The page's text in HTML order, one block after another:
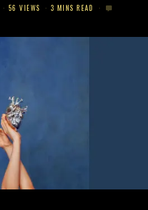
56 VIEWS 3 MINS READ